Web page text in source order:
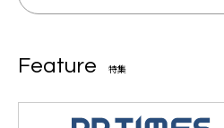
Feature 特集